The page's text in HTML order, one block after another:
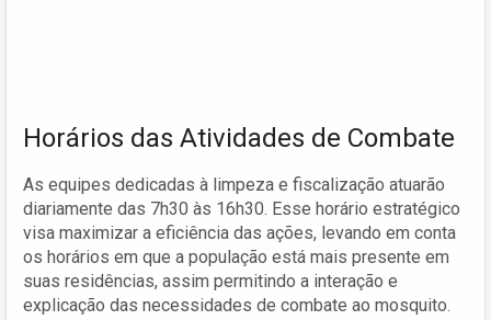
Horários das Atividades de Combate
As equipes dedicadas à limpeza e fiscalização atuarão
diariamente das 7h30 às 16h30. Esse horário estratégico
visa maximizar a eficiência das ações, levando em conta
os horários em que a população está mais presente em
suas residências, assim permitindo a interação e
explicação das necessidades de combate ao mosquito.